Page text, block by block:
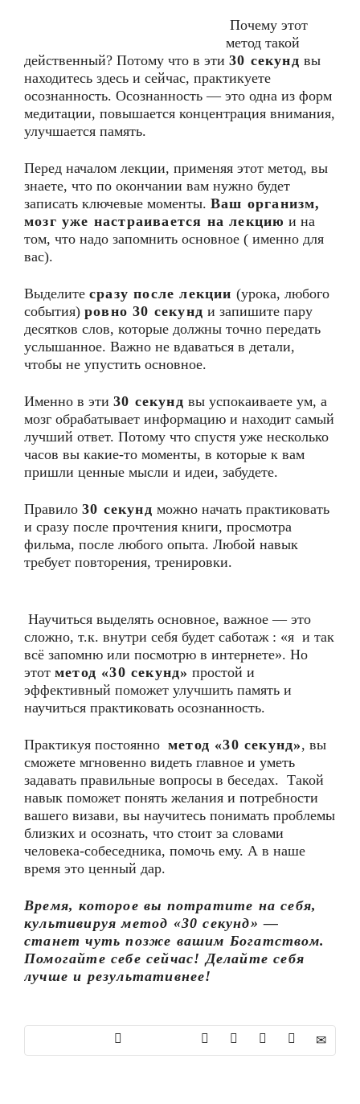
Почему этот
метод такой
действенный? Потому что в эти 30 секунд вы
находитесь здесь и сейчас, практикуете
осознанность. Осознанность — это одна из форм
медитации, повышается концентрация внимания,
улучшается память.
Перед началом лекции, применяя этот метод, вы
знаете, что по окончании вам нужно будет
записать ключевые моменты. Ваш организм,
мозг уже настраивается на лекцию и на
том, что надо запомнить основное ( именно для
вас).
Выделите сразу после лекции (урока, любого
события) ровно 30 секунд и запишите пару
десятков слов, которые должны точно передать
услышанное. Важно не вдаваться в детали,
чтобы не упустить основное.
Именно в эти 30 секунд вы успокаиваете ум, а
мозг обрабатывает информацию и находит самый
лучший ответ. Потому что спустя уже несколько
часов вы какие-то моменты, в которые к вам
пришли ценные мысли и идеи, забудете.
Правило 30 секунд можно начать практиковать
и сразу после прочтения книги, просмотра
фильма, после любого опыта. Любой навык
требует повторения, тренировки.
Научиться выделять основное, важное — это
сложно, т.к. внутри себя будет саботаж : «я и так
всё запомню или посмотрю в интернете». Но
этот метод «30 секунд» простой и
эффективный поможет улучшить память и
научиться практиковать осознанность.
Практикуя постоянно метод «30 секунд», вы
сможете мгновенно видеть главное и уметь
задавать правильные вопросы в беседах. Такой
навык поможет понять желания и потребности
вашего визави, вы научитесь понимать проблемы
близких и осознать, что стоит за словами
человека-собеседника, помочь ему. А в наше
время это ценный дар.
Время, которое вы потратите на себя,
культивируя метод «30 секунд» —
станет чуть позже вашим Богатством.
Помогайте себе сейчас! Делайте себя
лучше и результативнее!